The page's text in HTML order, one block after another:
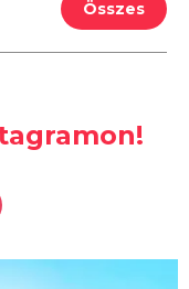
Összes